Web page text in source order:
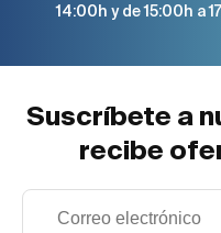
14:00h y de 15:00h a
Suscríbete a
recibe